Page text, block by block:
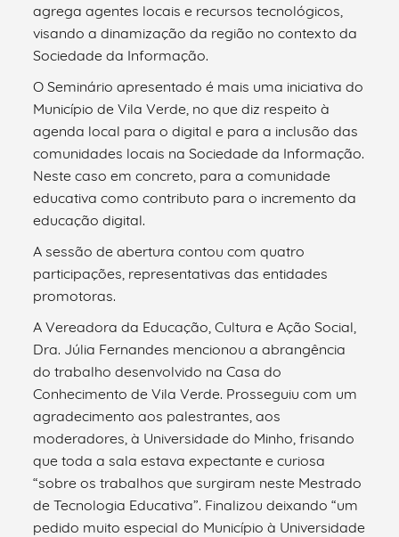
agrega agentes locais e recursos tecnológicos,
visando a dinamização da região no contexto da
Sociedade da Informação.
O Seminário apresentado é mais uma iniciativa do
Município de Vila Verde, no que diz respeito à
agenda local para o digital e para a inclusão das
comunidades locais na Sociedade da Informação.
Neste caso em concreto, para a comunidade
educativa como contributo para o incremento da
educação digital.
A sessão de abertura contou com quatro
participações, representativas das entidades
promotoras.
A Vereadora da Educação, Cultura e Ação Social,
Dra. Júlia Fernandes mencionou a abrangência
do trabalho desenvolvido na Casa do
Conhecimento de Vila Verde. Prosseguiu com um
agradecimento aos palestrantes, aos
moderadores, à Universidade do Minho, frisando
que toda a sala estava expectante e curiosa
“sobre os trabalhos que surgiram neste Mestrado
de Tecnologia Educativa”. Finalizou deixando “um
pedido muito especial do Município à Universidade